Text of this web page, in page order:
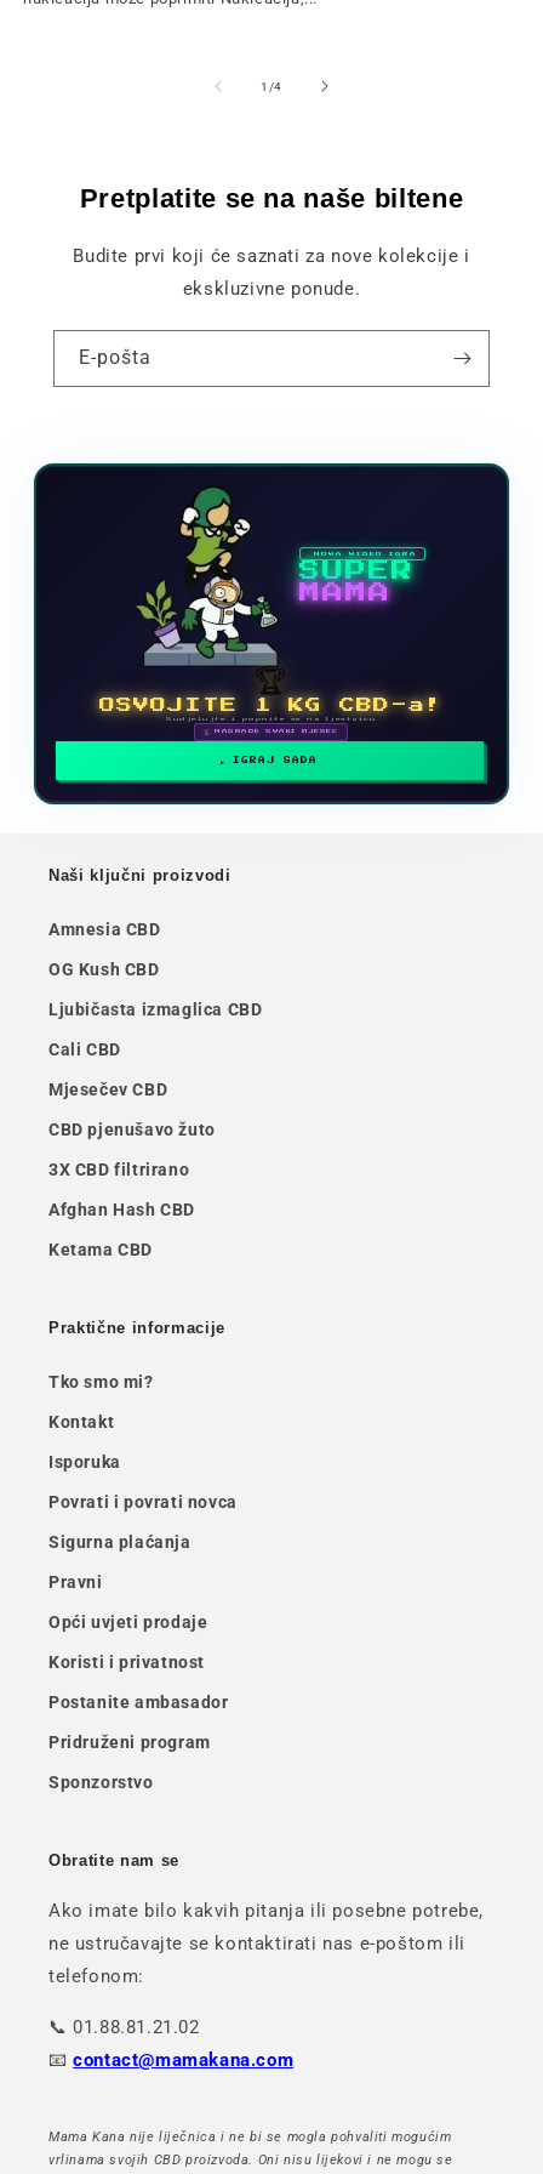
1 /od
4
Pretplatite se na naše biltene
Budite prvi koji će saznati za nove kolekcije i
ekskluzivne ponude.
E-pošta
NOVA VIDEO IGRA
SUPER
MAMA
🏆
OSVOJITE 1 KG CBD-a!
Sudjelujte i popnite se na ljestvicu
🗓 NAGRADE SVAKI MJESEC
IGRAJ SADA
Naši ključni proizvodi
Amnesia CBD
OG Kush CBD
Ljubičasta izmaglica CBD
Cali CBD
Mjesečev CBD
CBD pjenušavo žuto
3X CBD filtrirano
Afghan Hash CBD
Ketama CBD
Praktične informacije
Tko smo mi?
Kontakt
Isporuka
Povrati i povrati novca
Sigurna plaćanja
Pravni
Opći uvjeti prodaje
Koristi i privatnost
Postanite ambasador
Pridruženi program
Sponzorstvo
Obratite nam se
Ako imate bilo kakvih pitanja ili posebne potrebe,
ne ustručavajte se kontaktirati nas e-poštom ili
telefonom:
📞 01.88.81.21.02
📧contact@mamakana.com
Mama Kana nije liječnica i ne bi se mogla pohvaliti mogućim
vrlinama svojih CBD proizvoda. Oni nisu lijekovi i ne mogu se